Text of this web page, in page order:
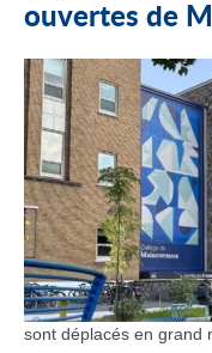
ouvertes de
sont déplacés en grand